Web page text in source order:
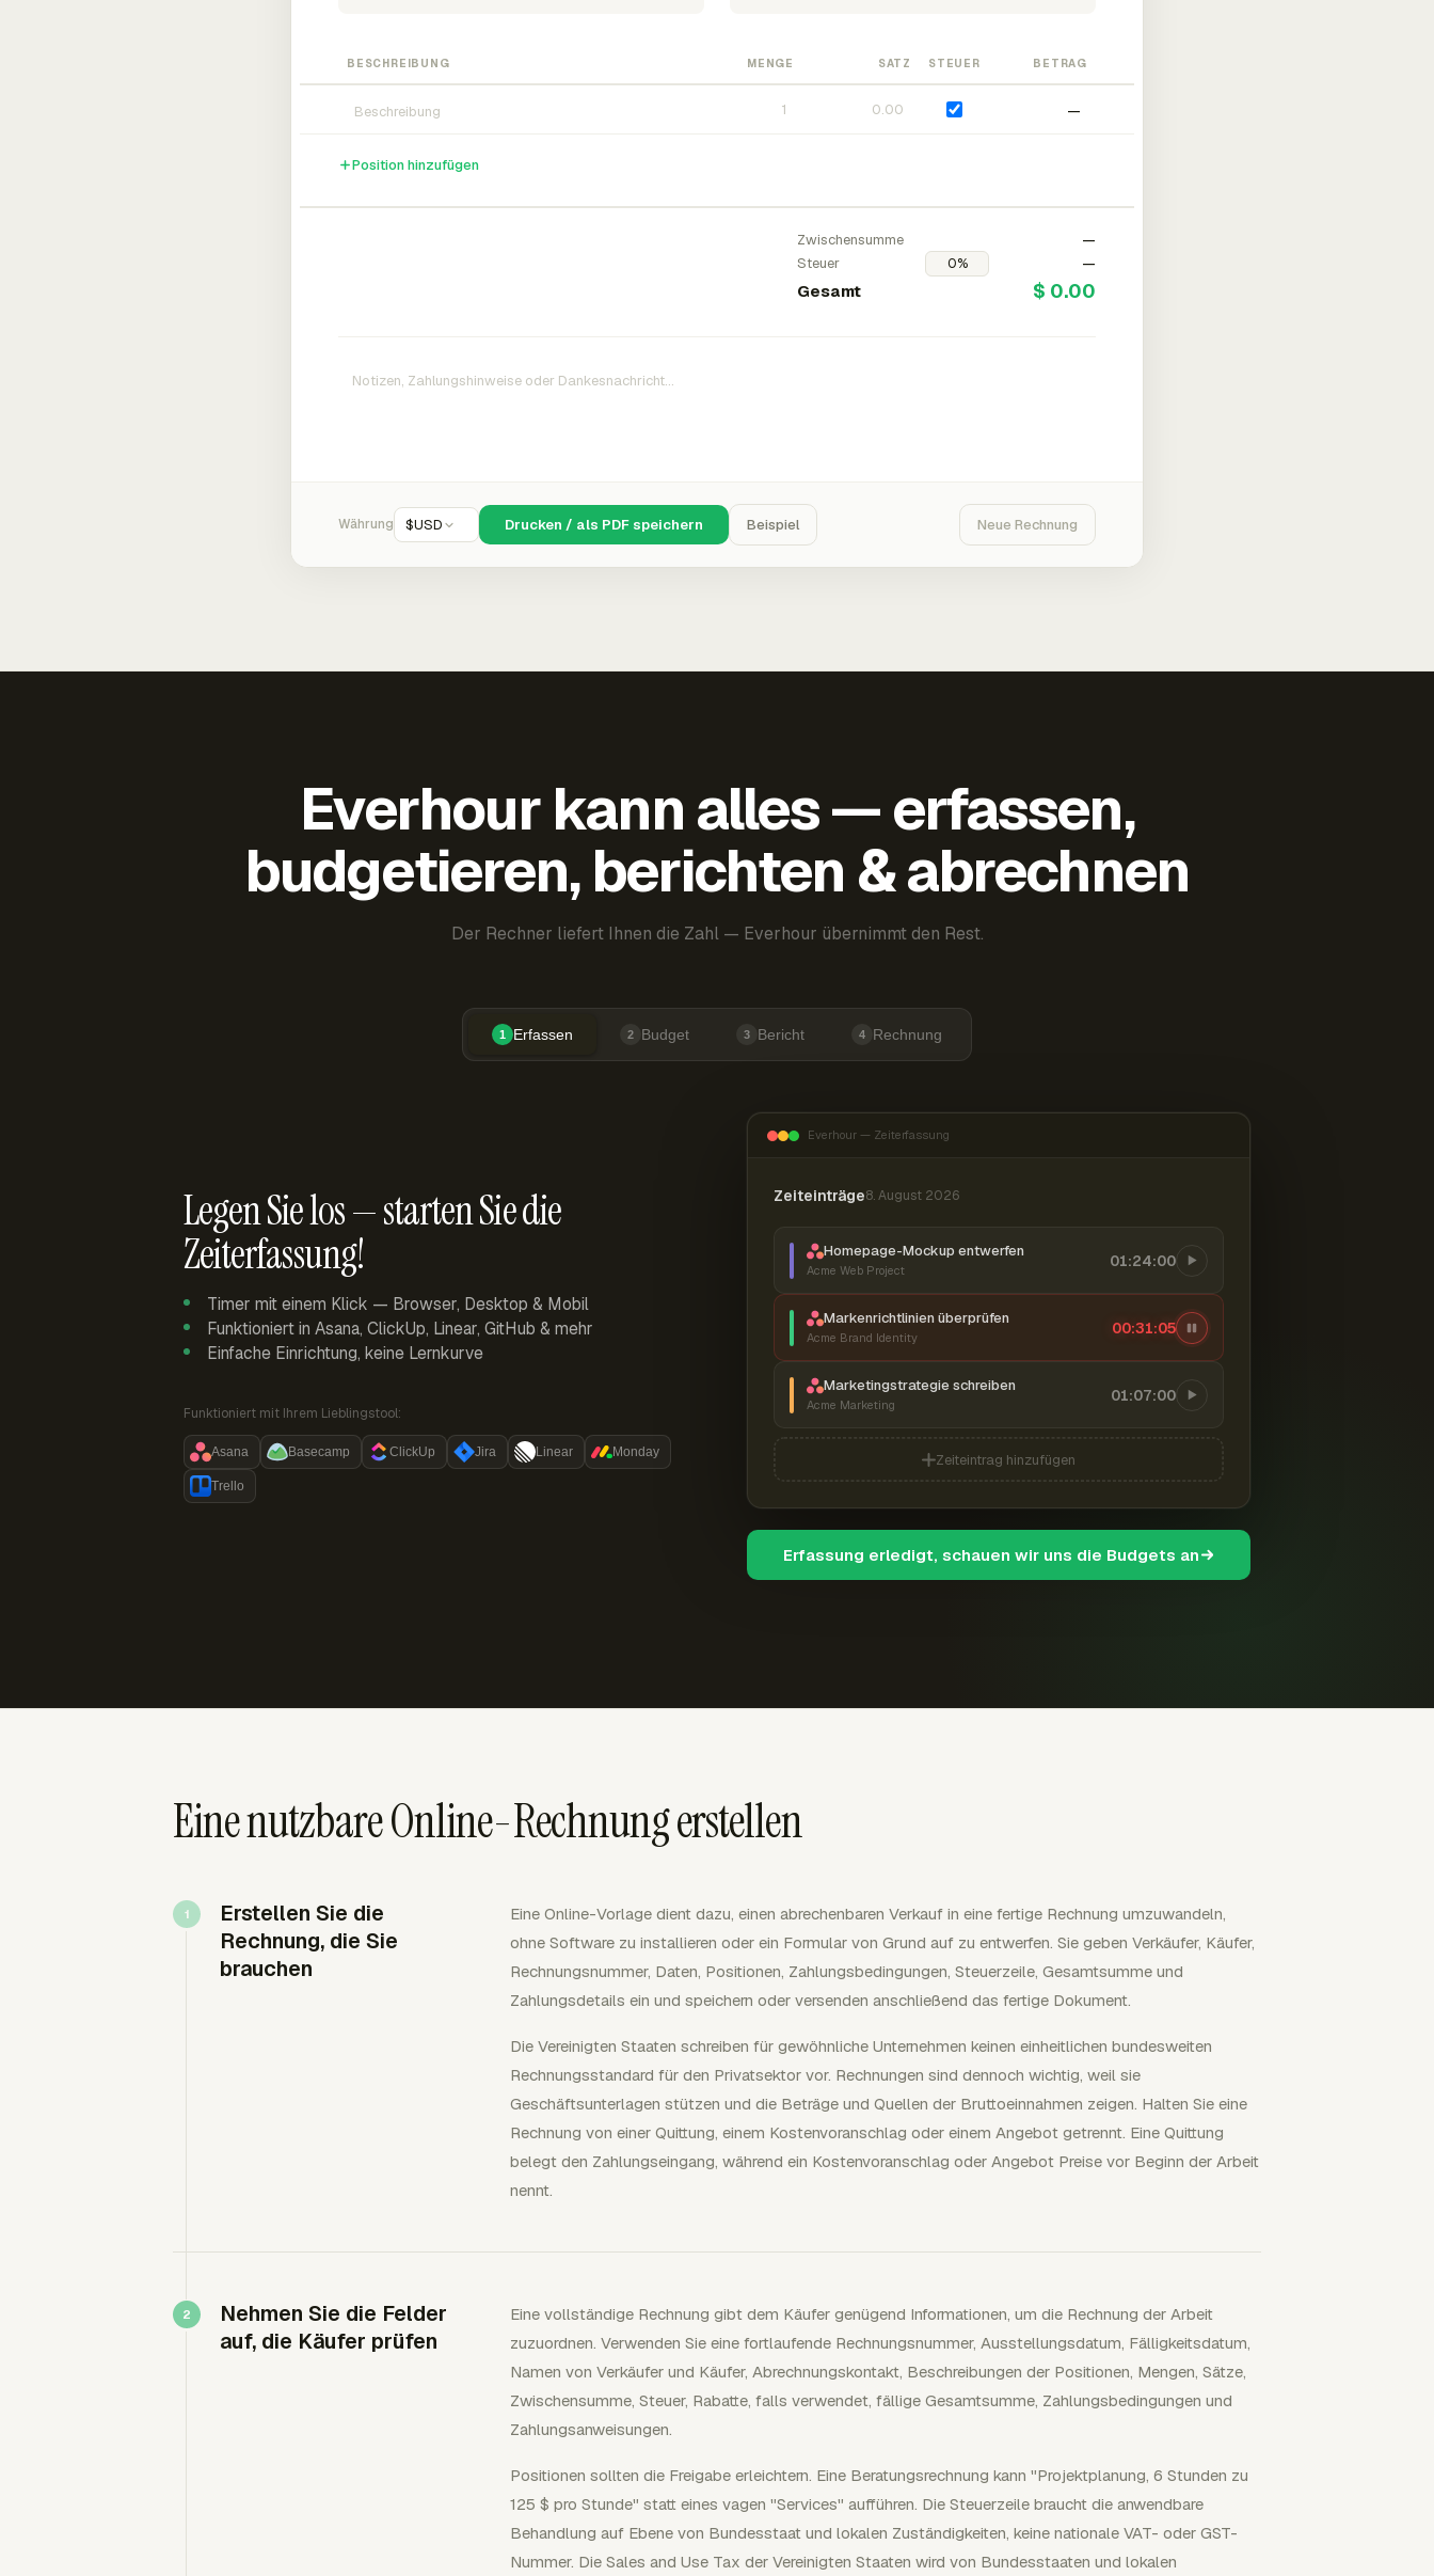
BESCHREIBUNG MENGE SATZ STEUER BETRAG
—
Position hinzufügen
Zwischensumme
—
Steuer
—
Gesamt $ 0.00
Währung $USD Drucken / als PDF speichern Beispiel Neue Rechnung
Everhour kann alles — erfassen,
budgetieren, berichten & abrechnen
Der Rechner liefert Ihnen die Zahl — Everhour übernimmt den Rest.
1 Erfassen 2 Budget 3 Bericht 4 Rechnung
Legen Sie los — starten Sie die
Zeiterfassung!
Timer mit einem Klick — Browser, Desktop & Mobil
Funktioniert in Asana, ClickUp, Linear, GitHub & mehr
Einfache Einrichtung, keine Lernkurve
Funktioniert mit Ihrem Lieblingstool:
Asana Basecamp ClickUp Jira Linear Monday
Trello
Everhour — Zeiterfassung
Zeiteinträge8. August 2026
Homepage-Mockup entwerfen
Acme Web Project
01:24:00
Markenrichtlinien überprüfen
Acme Brand Identity
00:31:06
Marketingstrategie schreiben
Acme Marketing
01:07:00
Zeiteintrag hinzufügen
Erfassung erledigt, schauen wir uns die Budgets an
Eine nutzbare Online-Rechnung erstellen
Erstellen Sie die
Rechnung, die Sie
brauchen
Eine Online-Vorlage dient dazu, einen abrechenbaren Verkauf in eine fertige Rechnung umzuwandeln,
ohne Software zu installieren oder ein Formular von Grund auf zu entwerfen. Sie geben Verkäufer, Käufer,
Rechnungsnummer, Daten, Positionen, Zahlungsbedingungen, Steuerzeile, Gesamtsumme und
Zahlungsdetails ein und speichern oder versenden anschließend das fertige Dokument.
Die Vereinigten Staaten schreiben für gewöhnliche Unternehmen keinen einheitlichen bundesweiten
Rechnungsstandard für den Privatsektor vor. Rechnungen sind dennoch wichtig, weil sie
Geschäftsunterlagen stützen und die Beträge und Quellen der Bruttoeinnahmen zeigen. Halten Sie eine
Rechnung von einer Quittung, einem Kostenvoranschlag oder einem Angebot getrennt. Eine Quittung
belegt den Zahlungseingang, während ein Kostenvoranschlag oder Angebot Preise vor Beginn der Arbeit
nennt.
Nehmen Sie die Felder
auf, die Käufer prüfen
Eine vollständige Rechnung gibt dem Käufer genügend Informationen, um die Rechnung der Arbeit
zuzuordnen. Verwenden Sie eine fortlaufende Rechnungsnummer, Ausstellungsdatum, Fälligkeitsdatum,
Namen von Verkäufer und Käufer, Abrechnungskontakt, Beschreibungen der Positionen, Mengen, Sätze,
Zwischensumme, Steuer, Rabatte, falls verwendet, fällige Gesamtsumme, Zahlungsbedingungen und
Zahlungsanweisungen.
Positionen sollten die Freigabe erleichtern. Eine Beratungsrechnung kann "Projektplanung, 6 Stunden zu
125 $ pro Stunde" statt eines vagen "Services" aufführen. Die Steuerzeile braucht die anwendbare
Behandlung auf Ebene von Bundesstaat und lokalen Zuständigkeiten, keine nationale VAT- oder GST-
Nummer. Die Sales and Use Tax der Vereinigten Staaten wird von Bundesstaaten und lokalen